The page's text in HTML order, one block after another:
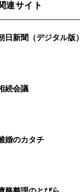
連サイト
日新聞（デジタル版）
続会議
婚のカタチ